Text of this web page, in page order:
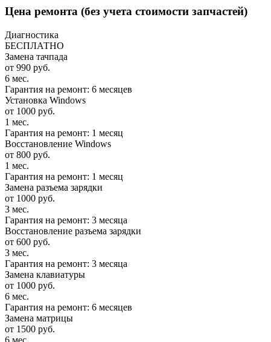
Цена ремонта (без учета стоимости запчастей)
Диагностика
БЕСПЛАТНО
Замена тачпада
от 990 руб.
6 мес.
Гарантия на ремонт: 6 месяцев
Установка Windows
от 1000 руб.
1 мес.
Гарантия на ремонт: 1 месяц
Восстановление Windows
от 800 руб.
1 мес.
Гарантия на ремонт: 1 месяц
Замена разъема зарядки
от 1000 руб.
3 мес.
Гарантия на ремонт: 3 месяца
Восстановление разъема зарядки
от 600 руб.
3 мес.
Гарантия на ремонт: 3 месяца
Замена клавиатуры
от 1000 руб.
6 мес.
Гарантия на ремонт: 6 месяцев
Замена матрицы
от 1500 руб.
6 мес.